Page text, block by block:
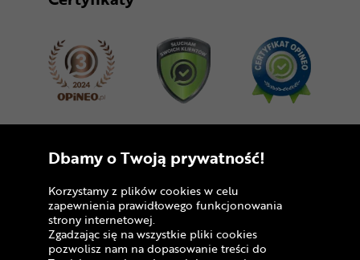
Dołącz do nas
Dbamy o Twoją prywatność!
Korzystamy z plików cookies w celu
zapewnienia prawidłowego funkcjonowania
strony internetowej.
Zgadzając się na wszystkie pliki cookies
pozwolisz nam na dopasowanie treści do